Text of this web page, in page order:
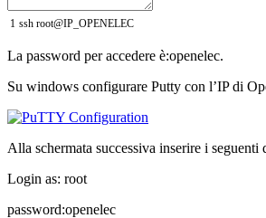
1 ssh root@IP_OPENELEC
La password per accedere è:openelec.
Su windows configurare Putty con l’IP di
Alla schermata successiva inserire i seguenti
Login as: root
password:openelec